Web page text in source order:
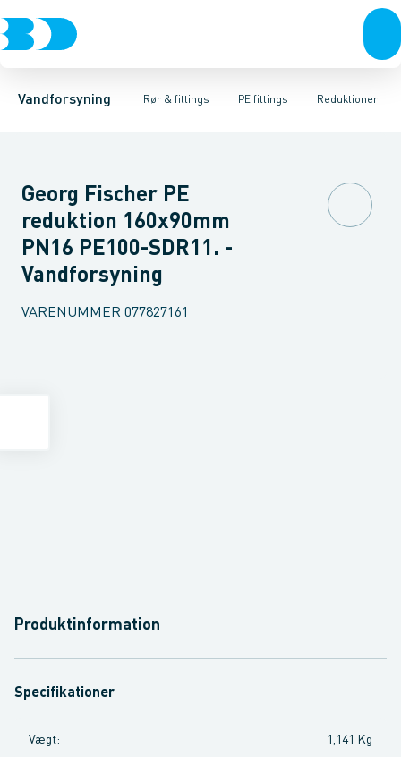
Vandforsyning Rør & fittings
Rør & fittingsKoblinger & anboringerMuffer, klemmer &
PE fittings
PE rørPE EL fittingsPE fittings Duktiljern fittingsReduktioner
Vinkler 90gr.Vinkler 60gr.Vinkler 45gr.Vinkler 30gr.Vinkler
Georg Fischer PE
reduktion 160x90mm
PN16 PE100-SDR11. -
Vandforsyning
VARENUMMER 077827161
Produktinformation
Specifikationer
Vægt: 1,141 Kg